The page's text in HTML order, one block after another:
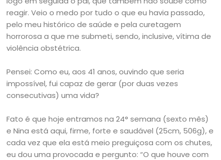
reagir. Veio o medo por tudo o que eu havia passado,
pelo meu histórico de saúde e pela curetagem
horrorosa a que me submeti, sendo, inclusive, vítima de
violência obstétrica.
Pensei: Como eu, aos 41 anos, ouvindo que seria
impossível, fui capaz de gerar (por duas vezes
consecutivas) uma vida?
Fato é que hoje entramos na 24° semana (sexto mês)
e Nina está aqui, firme, forte e saudável (25cm, 506g), e
cada vez que ela está meio preguiçosa com os chutes,
eu dou uma provocada e pergunto: “O que houve com